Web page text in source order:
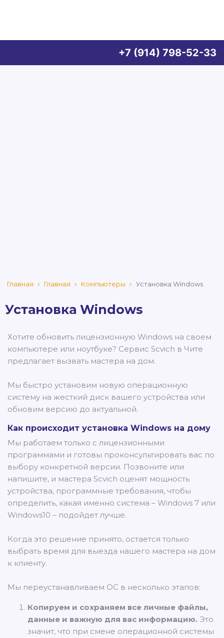
+7 (914) 798-52-33
Главная Главная Компьютеры Установка Windows
Установка Windows
Хотите обновить лицензионную Windows на своем
компьютере или ноутбуке? Сервис Scvich в Чите
предлагает вызвать мастера на дом.
Мы быстро установим новую операционную
систему на жесткий диск вашего устройства или
обновим версию до актуальной.
Как происходит установка Windows на дому
Мы работаем только с лицензионными
программами и готовы проконсультировать вас по
выбору конкретной версии. Позвоните или
напишите, и мастера Scvich оценят мощность
устройства, программные требования, чтобы
определить, какая именно система – Windows 7 или
Windows10 – подойдет лучше.
Когда это решение принято, остается только
выбрать время для выезда нашего мастера на дом
к клиенту.
Мы переустанавливаем ОС в несколько этапов:
Копируем и сохраняем все личные файлы,
данные и важную для вас информацию. Это
значит, что при смене операционной системы